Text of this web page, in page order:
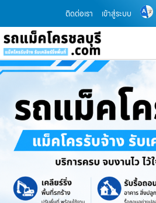
ติดต่อเรา เข้าสู่ระบบ